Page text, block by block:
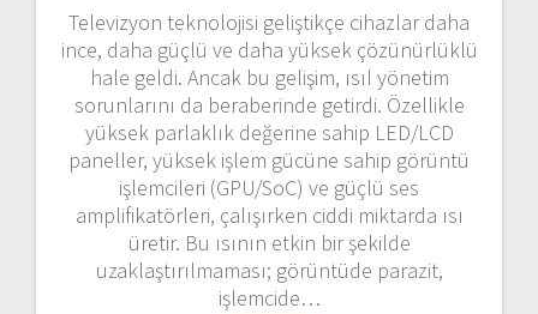
Televizyon teknolojisi geliştikçe cihazlar daha
ince, daha güçlü ve daha yüksek çözünürlüklü
hale geldi. Ancak bu gelişim, ısıl yönetim
sorunlarını da beraberinde getirdi. Özellikle
yüksek parlaklık değerine sahip LED/LCD
paneller, yüksek işlem gücüne sahip görüntü
işlemcileri (GPU/SoC) ve güçlü ses
amplifikatörleri, çalışırken ciddi miktarda ısı
üretir. Bu ısının etkin bir şekilde
uzaklaştırılmaması; görüntüde parazit,
işlemcide…